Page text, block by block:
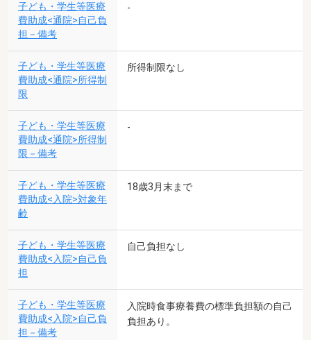
子ども・学生等医療
費助成<通院>自己負
担－備考
-
子ども・学生等医療
費助成<通院>所得制
限
所得制限なし
子ども・学生等医療
費助成<通院>所得制
限－備考
-
子ども・学生等医療
費助成<入院>対象年
齢
18歳3月末まで
子ども・学生等医療
費助成<入院>自己負
担
自己負担なし
子ども・学生等医療
費助成<入院>自己負
担－備考
入院時食事療養費の標準負担額の自己
負担あり。